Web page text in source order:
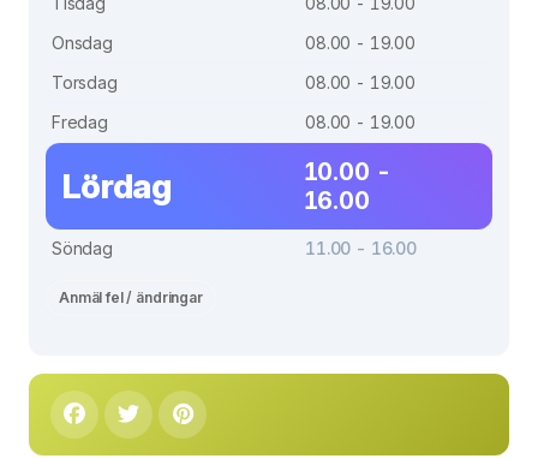
Onsdag
08.00 - 19.00
Torsdag
08.00 - 19.00
Fredag
08.00 - 19.00
Lördag
10.00 -
16.00
Söndag 11.00 - 16.00
Anmäl fel / ändringar